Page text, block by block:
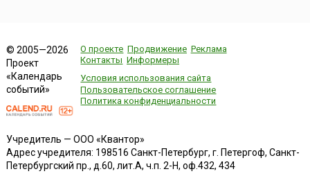
© 2005—2026
Проект
«Календарь
событий»
О проекте Продвижение Реклама
Контакты Информеры
Условия использования сайта
Пользовательское соглашение
Политика конфиденциальности
Учредитель — ООО «Квантор»
Адрес учредителя: 198516 Санкт-Петербург, г. Петергоф, Санкт-
Петербургский пр., д.60, лит.А, ч.п. 2-Н, оф.432, 434